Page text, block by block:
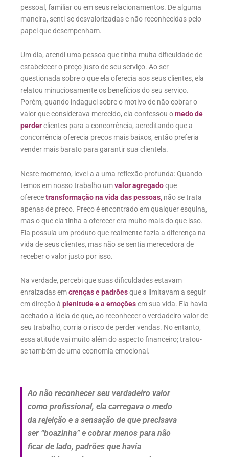
pessoal, familiar ou em seus relacionamentos. De alguma
maneira, senti-se desvalorizadas e não reconhecidas pelo
papel que desempenham.
Um dia, atendi uma pessoa que tinha muita dificuldade de
estabelecer o preço justo de seu serviço. Ao ser
questionada sobre o que ela oferecia aos seus clientes, ela
relatou minuciosamente os benefícios do seu serviço.
Porém, quando indaguei sobre o motivo de não cobrar o
valor que considerava merecido, ela confessou omedo de
perderclientes para a concorrência, acreditando que a
concorrência oferecia preços mais baixos, então preferia
vender mais barato para garantir sua clientela.
Neste momento, levei-a a uma reflexão profunda: Quando
temos em nosso trabalho umvalor agregadoque
oferecetransformação na vida das pessoas, não se trata
apenas de preço. Preço é encontrado em qualquer esquina,
mas o que ela tinha a oferecer era muito mais do que isso.
Ela possuía um produto que realmente fazia a diferença na
vida de seus clientes, mas não se sentia merecedora de
receber o valor justo por isso.
Na verdade, percebi que suas dificuldades estavam
enraizadas emcrenças e padrõesque a limitavam a seguir
em direção à plenitude e a emoçõesem sua vida. Ela havia
aceitado a ideia de que, ao reconhecer o verdadeiro valor de
seu trabalho, corria o risco de perder vendas. No entanto,
essa atitude vai muito além do aspecto financeiro; tratou-
se também de uma economia emocional.
Ao não reconhecer seu verdadeiro valor
como profissional, ela carregava o medo
da rejeição e a sensação de que precisava
ser “boazinha” e cobrar menos para não
ficar de lado, padrões que havia